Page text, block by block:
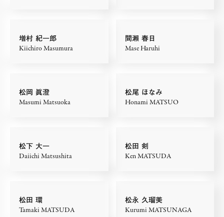
増村 紀一郎
Kiichiro Masumura
間瀨 春日
Mase Haruhi
松岡 眞澄
Masumi Matsuoka
松尾 ほなみ
Honami MATSUO
松下 大一
Daiichi Matsushita
松田 剣
Ken MATSUDA
松田 環
Tamaki MATSUDA
松永 久瑠美
Kurumi MATSUNAGA